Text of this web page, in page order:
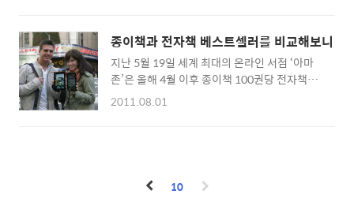
대화를 하면서 하루 종일 서로 연락을 주고 받고
있지만, B씨는 그런 친구들에게 몇 십 원의 비용
이 드는 휴대전화 문자를 보..
알려주는 지표 꽃으로 불립니다. 갑자기 왠 마타
리 꽃 타령이냐고요. 최근 북한이 조작한 수해
사진을 내보냈다는 뉴스를 보고 마타리 꽃을 통
한 사진의 진위 감별법이 생각나서입니다. 북한
에서는 언론매체를 통한 왜곡과 조작이 일상화
다릅니다. 통상 조선중앙 TV와 노동신문 등 북
종이책과 전자책 베스트셀러를 비교해보니
지난 5월 19일 세계 최대의 온라인 서점 ‘아마
존’은 올해 4월 이후 종이책 100권당 전자책은
105권이 팔렸다고 발표했습니다. 이에 따라 앞
“예상은 했지만 이렇게 빨리 전자책이 종이책의
판매량을 넘어설 줄 몰랐다”고 말할 정도로 전
2011.08.01
10